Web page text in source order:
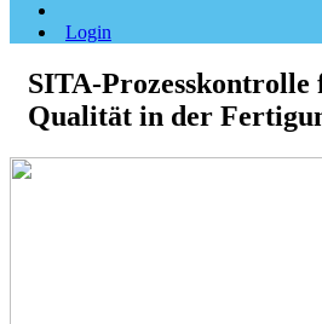
Login
SITA-Prozesskontrolle
Qualität in der